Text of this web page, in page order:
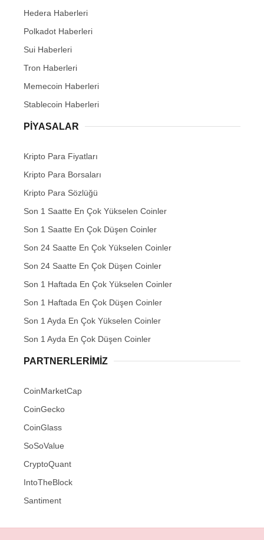
Hedera Haberleri
Polkadot Haberleri
Sui Haberleri
Tron Haberleri
Memecoin Haberleri
Stablecoin Haberleri
PIYASALAR
Kripto Para Fiyatları
Kripto Para Borsaları
Kripto Para Sözlüğü
Son 1 Saatte En Çok Yükselen Coinler
Son 1 Saatte En Çok Düşen Coinler
Son 24 Saatte En Çok Yükselen Coinler
Son 24 Saatte En Çok Düşen Coinler
Son 1 Haftada En Çok Yükselen Coinler
Son 1 Haftada En Çok Düşen Coinler
Son 1 Ayda En Çok Yükselen Coinler
Son 1 Ayda En Çok Düşen Coinler
PARTNERLERIMIZ
CoinMarketCap
CoinGecko
CoinGlass
SoSoValue
CryptoQuant
IntoTheBlock
Santiment